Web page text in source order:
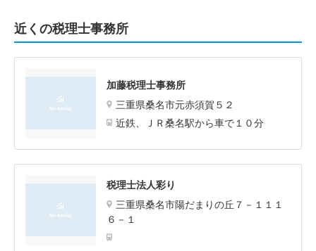
近くの税理士事務所
加藤税理士事務所
三重県桑名市元赤須賀５２
近鉄、ＪＲ桑名駅から車で１０分
税理士法人彩り
三重県桑名市陽だまりの丘７－１１１
６－１